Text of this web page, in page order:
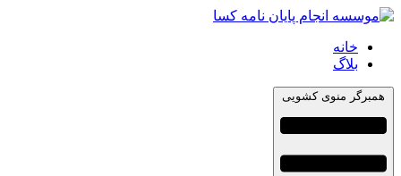
خانه
بلاگ
همبرگر منوی کشویی